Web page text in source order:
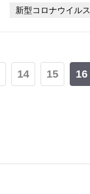
新型コロナウイルス
14 15 16